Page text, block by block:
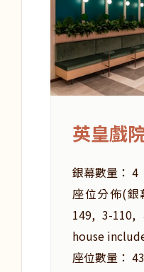
英皇戲
銀幕數量： 4
座位分佈(銀
149, 3-
house
座位數量：